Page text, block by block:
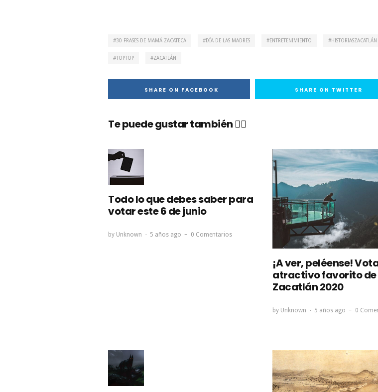
30 FRASES DE MAMÁ ZACATECA DÍA DE LAS MADRES ENTRETENIMIENTO HISTORIASZACATLÁN
TOPTOP ZACATLÁN
SHARE ON FACEBOOK SHARE ON TWITTER
Te puede gustar también 👇🏼
Todo lo que debes saber para
votar este 6 de junio
by Unknown 5 años ago 0 Comentarios
¡A ver, peléense!
atractivo favorito de
Zacatlán 2020
by Unknown 5 años ago 0